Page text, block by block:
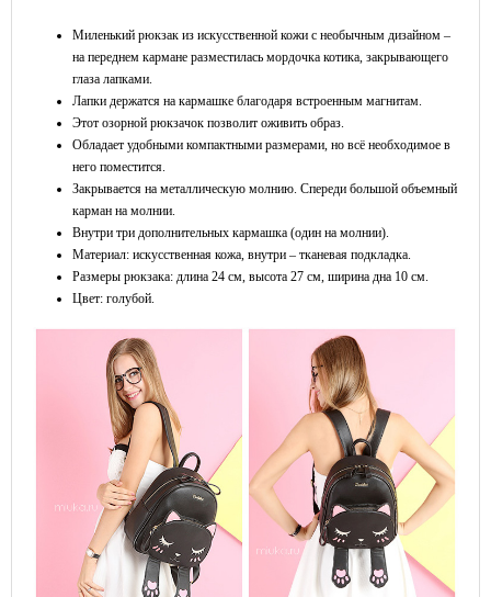
Миленький рюкзак из искусственной кожи с необычным дизайном –
на переднем кармане разместилась мордочка котика, закрывающего
глаза лапками.
Лапки держатся на кармашке благодаря встроенным магнитам.
Этот озорной рюкзачок позволит оживить образ.
Обладает удобными компактными размерами, но всё необходимое в
него поместится.
Закрывается на металлическую молнию. Спереди большой объемный
карман на молнии.
Внутри три дополнительных кармашка (один на молнии).
Материал: искусственная кожа, внутри – тканевая подкладка.
Размеры рюкзака: длина 24 см, высота 27 см, ширина дна 10 см.
Цвет: голубой.